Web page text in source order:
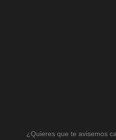
¿Quieres que te avisemos